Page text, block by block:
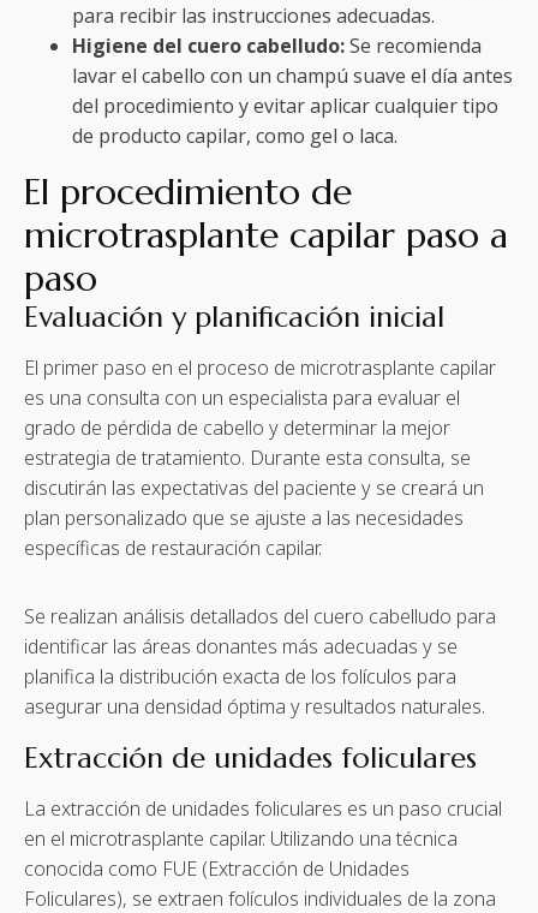
para recibir las instrucciones adecuadas.
Higiene del cuero cabelludo:Se recomienda
lavar el cabello con un champú suave el día antes
del procedimiento y evitar aplicar cualquier tipo
de producto capilar, como gel o laca.
El procedimiento de
microtrasplante capilar paso a
paso
Evaluación y planificación inicial
El primer paso en el proceso de microtrasplante capilar
es una consulta con un especialista para evaluar el
grado de pérdida de cabello y determinar la mejor
estrategia de tratamiento. Durante esta consulta, se
discutirán las expectativas del paciente y se creará un
plan personalizado que se ajuste a las necesidades
específicas de restauración capilar.
Se realizan análisis detallados del cuero cabelludo para
identificar las áreas donantes más adecuadas y se
planifica la distribución exacta de los folículos para
asegurar una densidad óptima y resultados naturales.
Extracción de unidades foliculares
La extracción de unidades foliculares es un paso crucial
en el microtrasplante capilar. Utilizando una técnica
conocida como FUE (Extracción de Unidades
Foliculares), se extraen folículos individuales de la zona